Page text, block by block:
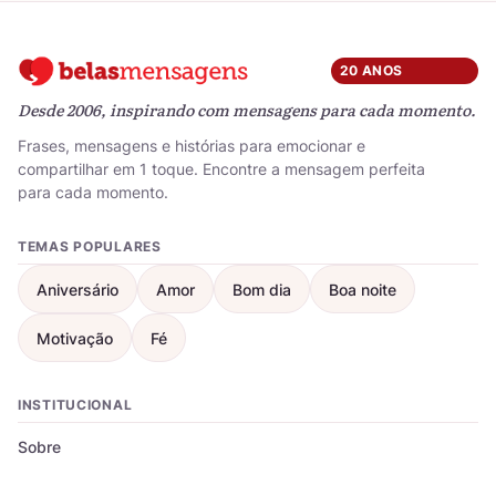
20 ANOS
Desde 2006, inspirando com mensagens para cada momento.
Frases, mensagens e histórias para emocionar e
compartilhar em 1 toque. Encontre a mensagem perfeita
para cada momento.
TEMAS POPULARES
Aniversário Amor Bom dia Boa noite
Motivação Fé
INSTITUCIONAL
Sobre